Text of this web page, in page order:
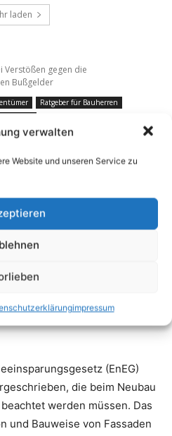
verwalten
Website und unseren Service zu
impressum
laden